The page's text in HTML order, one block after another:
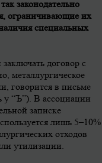
законодательно
ограничивающие их
специальных
договор с
металлургическое
говорится в письме
у “Ъ”). В ассоциации
записке
лишь 5–10%
отходов
утилизации.